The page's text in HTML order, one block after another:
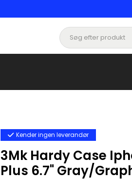
Kender ingen leverandør
3Mk Hardy Case
Plus 6.7" Gray/